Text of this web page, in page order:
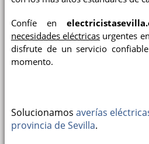
Confíe en
necesidades eléctricas urgentes
disfrute de un servicio
momento.
Solucionamos averías
provincia de Sevilla.